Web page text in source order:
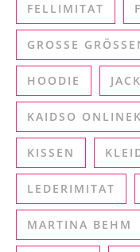
FELLIMITAT
GROSSE GRÖSSEN
HOODIE
KAIDSO
KISSEN
LEDERIMITAT
MARTINA BEHM